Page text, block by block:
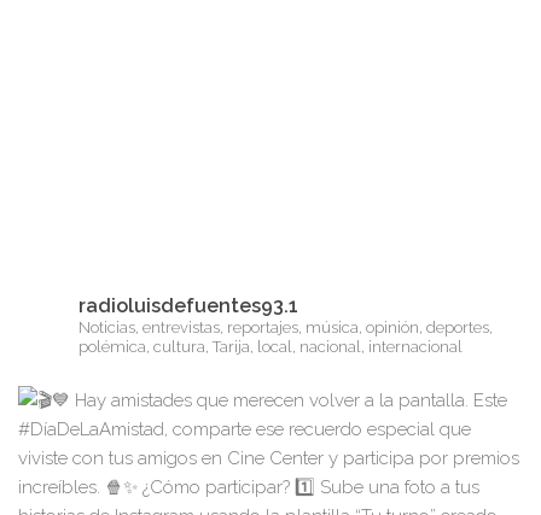
radioluisdefuentes93.1
Noticias, entrevistas, reportajes, música, opinión, deportes,
polémica, cultura, Tarija, local, nacional, internacional